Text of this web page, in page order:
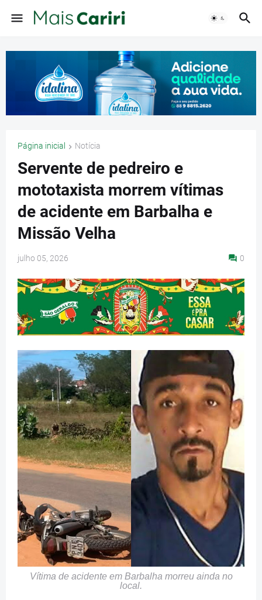
Página inicial Notícia
Servente de pedreiro e
mototaxista morrem vítimas
de acidente em Barbalha e
Missão Velha
julho 05, 2026 0
Vítima de acidente em Barbalha morreu ainda no
local.